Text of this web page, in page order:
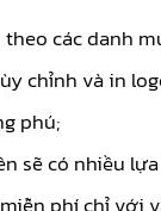
các danh
chỉnh và in
phú;
sẽ có nhiều